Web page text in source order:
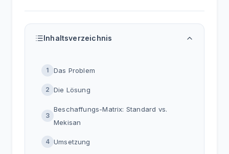
Inhaltsverzeichnis
1 Das Problem
2 Die Lösung
3
Beschaffungs-Matrix: Standard vs.
Mekisan
4 Umsetzung